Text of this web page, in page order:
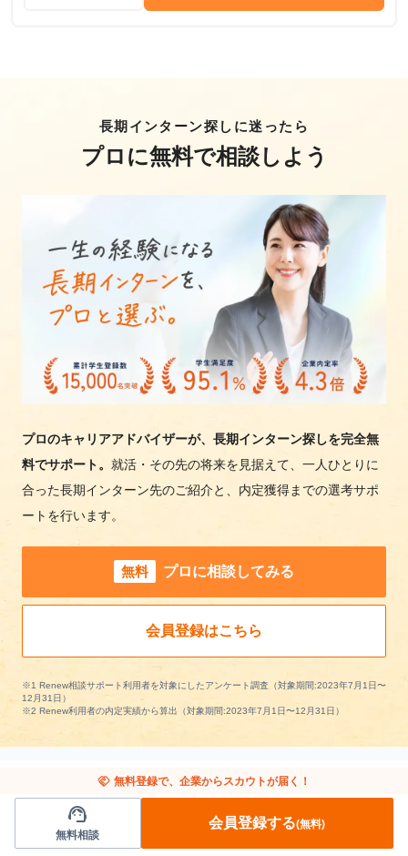
長期インターン探しに迷ったら
プロに無料で相談しよう
プロのキャリアアドバイザーが、長期インターン探しを完全無
料でサポート。 就活・その先の将来を見据えて、一人ひとりに
合った長期インターン先のご紹介と、内定獲得までの選考サポ
ートを行います。
無料 プロに相談してみる
会員登録はこちら
※1 Renew相談サポート利用者を対象にしたアンケート調査（対象期間:2023年7月1日〜
12月31日）
※2 Renew利用者の内定実績から算出（対象期間:2023年7月1日〜12月31日）
他の条件から長期インターンを探す
handshake 無料登録で、企業からスカウトが届く！
support_agent
無料相談
会員登録する(無料)